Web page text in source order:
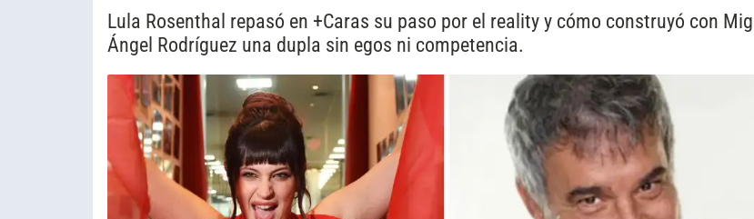
Lula Rosenthal repasó en +Caras su paso por el reality y cómo construyó con
Ángel Rodríguez una dupla sin egos ni competencia.